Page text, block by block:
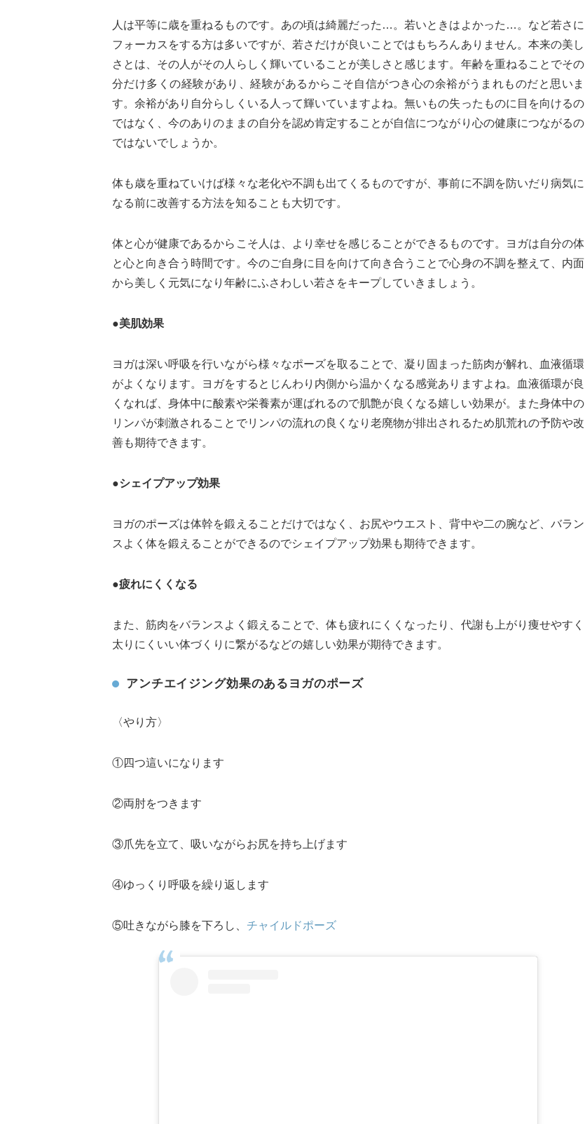
人は平等に歳を重ねるものです。あの頃は綺麗だった…。若いときはよかった…。など若さに
フォーカスをする方は多いですが、若さだけが良いことではもちろんありません。本来の美し
さとは、その人がその人らしく輝いていることが美しさと感じます。年齢を重ねることでその
分だけ多くの経験があり、経験があるからこそ自信がつき心の余裕がうまれものだと思いま
す。余裕があり自分らしくいる人って輝いていますよね。無いもの失ったものに目を向けるの
ではなく、今のありのままの自分を認め肯定することが自信につながり心の健康につながるの
ではないでしょうか。
体も歳を重ねていけば様々な老化や不調も出てくるものですが、事前に不調を防いだり病気に
なる前に改善する方法を知ることも大切です。
体と心が健康であるからこそ人は、より幸せを感じることができるものです。ヨガは自分の体
と心と向き合う時間です。今のご自身に目を向けて向き合うことで心身の不調を整えて、内面
から美しく元気になり年齢にふさわしい若さをキープしていきましょう。
●美肌効果
ヨガは深い呼吸を行いながら様々なポーズを取ることで、凝り固まった筋肉が解れ、血液循環
がよくなります。ヨガをするとじんわり内側から温かくなる感覚ありますよね。血液循環が良
くなれば、身体中に酸素や栄養素が運ばれるので肌艶が良くなる嬉しい効果が。また身体中の
リンパが刺激されることでリンパの流れの良くなり老廃物が排出されるため肌荒れの予防や改
善も期待できます。
●シェイプアップ効果
ヨガのポーズは体幹を鍛えることだけではなく、お尻やウエスト、背中や二の腕など、バラン
スよく体を鍛えることができるのでシェイプアップ効果も期待できます。
●疲れにくくなる
また、筋肉をバランスよく鍛えることで、体も疲れにくくなったり、代謝も上がり痩せやすく
太りにくいい体づくりに繋がるなどの嬉しい効果が期待できます。
アンチエイジング効果のあるヨガのポーズ
〈やり方〉
①四つ這いになります
②両肘をつきます
③爪先を立て、吸いながらお尻を持ち上げます
④ゆっくり呼吸を繰り返します
⑤吐きながら膝を下ろし、 チャイルドポーズ